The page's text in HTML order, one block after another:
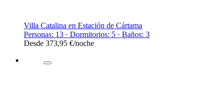
Villa Catalina en Estación de Cártama
Personas: 13 · Dormitorios: 5 · Baños: 3
Desde 373,95 €/noche